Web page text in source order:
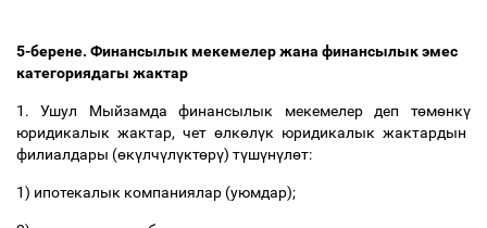
5-берене. Финансылык мекемелер жана финансылык эмес
категориядагы жактар
1. Ушул Мыйзамда финансылык мекемелер деп төмөнкү
юридикалык жактар, чет өлкөлүк юридикалык жактардын
филиалдары (өкүлчүлүктөрү) түшүнүлөт:
1) ипотекалык компаниялар (уюмдар);